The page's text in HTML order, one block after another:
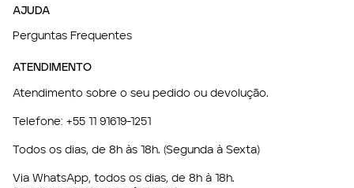
AJUDA
Perguntas Frequentes
ATENDIMENTO
Atendimento sobre o seu pedido ou devolução.
Telefone: +55 11 91619-1251
Todos os dias, de 8h às 18h. (Segunda à Sexta)
Via WhatsApp, todos os dias, de 8h à 18h.